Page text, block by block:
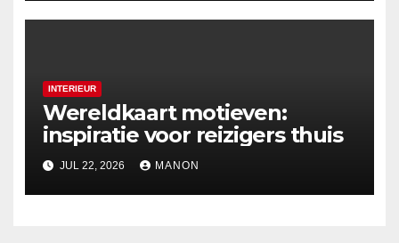
INTERIEUR
Wereldkaart motieven:
inspiratie voor reizigers thuis
JUL 22, 2026 MANON